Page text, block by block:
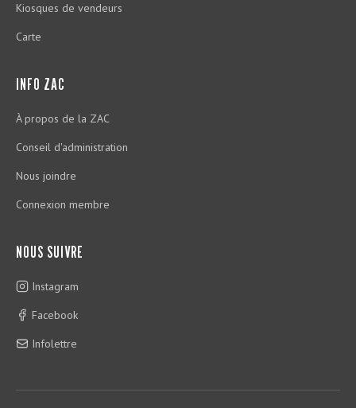
Kiosques de vendeurs
Carte
INFO ZAC
À propos de la ZAC
Conseil d'administration
Nous joindre
Connexion membre
NOUS SUIVRE
Instagram
Facebook
Infolettre